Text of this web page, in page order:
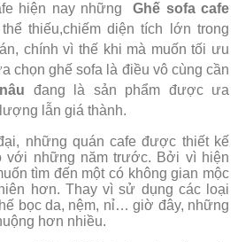
hiện nay nhữngGhế sofa cafe
thiếu,chiếm diện tích lớn trong
chính vì thế khi mà muốn tối ưu
chọn ghế sofa là điều vô cùng cần
đang là sản phẩm được ưa
lẫn giá thành.
những quán cafe được thiết kế
với những năm trước. Bởi vì hiện
tìm đến một có không gian mộc
hơn. Thay vì sử dụng các loại
bọc da, nệm, nỉ… giờ đây, những
hơn nhiều.